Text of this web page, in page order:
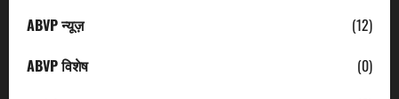
ABVP न्यूज़
(12)
ABVP विशेष
(0)